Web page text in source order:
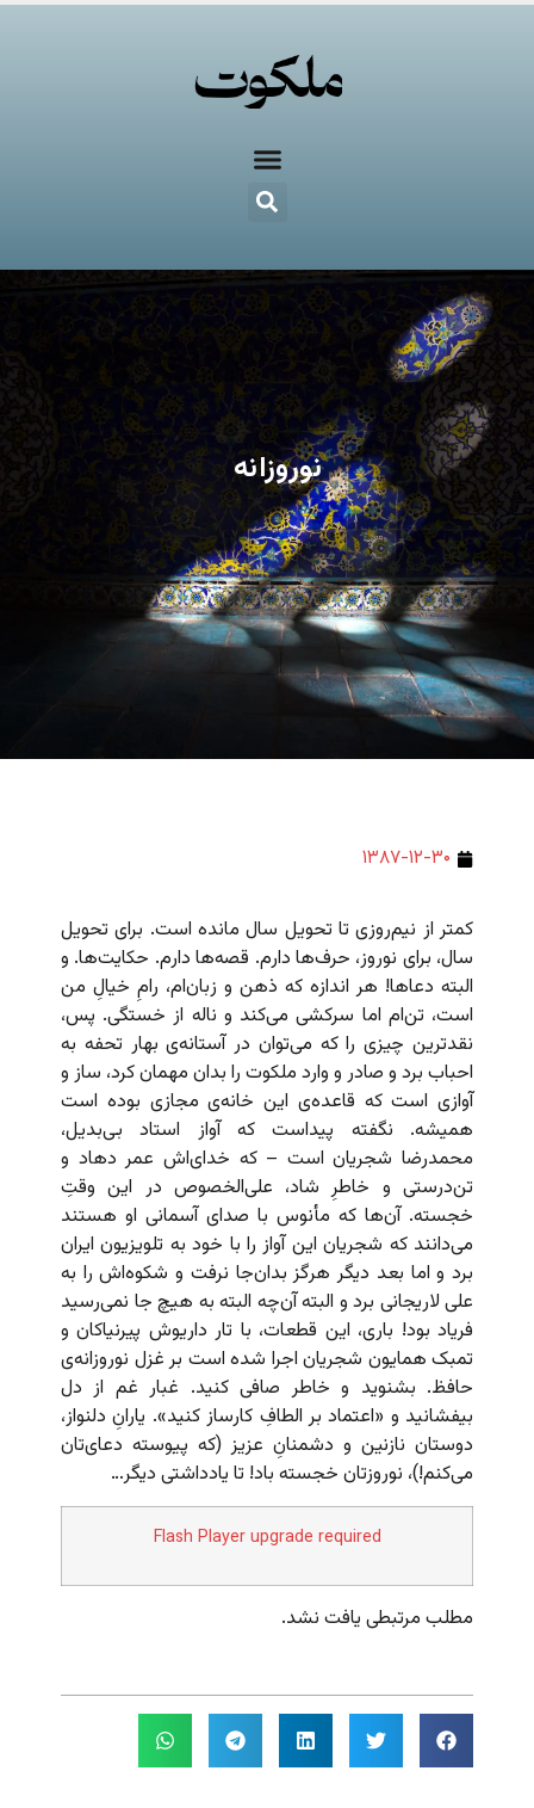
نوروزانه
۱۳۸۷-۱۲-۳۰
کمتر از نیم‌روزی تا تحویل سال مانده است. برای تحویل
سال، برای نوروز، حرف‌ها دارم. قصه‌ها دارم. حکایت‌ها. و
البته دعاها! هر اندازه که ذهن‌ و زبان‌ام، رامِ خیالِ من
است، تن‌ام اما سرکشی می‌کند و ناله از خستگی. پس،
نقدترین چیزی را که می‌توان در آستانه‌ی بهار تحفه به
احباب برد و صادر و وارد ملکوت را بدان مهمان کرد، ساز و
آوازی است که قاعده‌ی این خانه‌ی مجازی بوده است
همیشه. نگفته پیداست که آواز استاد بی‌بدیل،
محمدرضا شجریان است – که خدای‌اش عمر دهاد و
تن‌درستی و خاطرِ شاد، علی‌الخصوص در این وقتِ
خجسته. آن‌ها که مأنوس با صدای آسمانی او هستند
می‌دانند که شجریان این آواز را با خود به تلویزیون ایران
برد و اما بعد دیگر هرگز بدان‌جا نرفت و شکوه‌اش را به
علی لاریجانی برد و البته آن‌چه البته به هیچ جا نمی‌رسید
فریاد بود! باری، این قطعات، با تار داریوش پیرنیاکان و
تمبک همایون شجریان اجرا شده است بر غزل نوروزانه‌ی
حافظ. بشنوید و خاطر صافی کنید. غبار غم از دل
بیفشانید و «اعتماد بر الطافِ کارساز کنید». یارانِ دلنواز،
دوستان نازنین و دشمنانِ عزیز (که پیوسته‌ دعای‌تان
می‌کنم!)، نوروزتان خجسته باد! تا یادداشتی دیگر…
Flash Player upgrade required
مطلب مرتبطی یافت نشد.